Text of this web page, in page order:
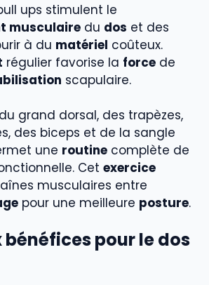
ups stimulent le
musculaire du dos et des
à du matériel coûteux.
régulier favorise la force de
scapulaire.
grand dorsal, des trapèzes,
des biceps et de la sangle
une routine complète de
Cet exercice
musculaires entre
pour une meilleure posture.
pour le dos